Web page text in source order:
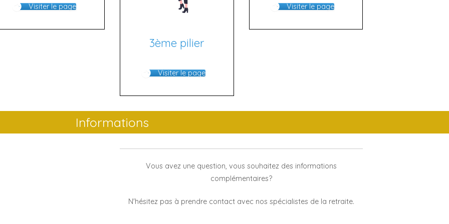
Visiter le page
3ème pilier
Visiter le page
Visiter le page
Informations
Vous avez une question, vous souhaitez des informations
complémentaires?
N'hésitez pas à prendre contact avec nos spécialistes de la retraite.